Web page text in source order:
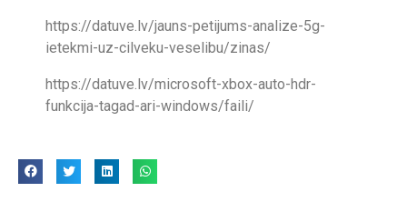
https://datuve.lv/jauns-petijums-analize-5g-
ietekmi-uz-cilveku-veselibu/zinas/
https://datuve.lv/microsoft-xbox-auto-hdr-
funkcija-tagad-ari-windows/faili/